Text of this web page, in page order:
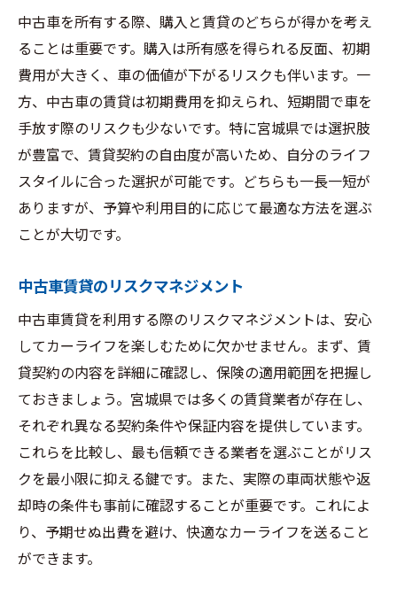
賃貸を最大限に活用する方法
長期間の利用を考慮したプラン選び
中古車を所有する際、購入と賃貸のどちらが得かを考え
ることは重要です。購入は所有感を得られる反面、初期
費用が大きく、車の価値が下がるリスクも伴います。一
方、中古車の賃貸は初期費用を抑えられ、短期間で車を
手放す際のリスクも少ないです。特に宮城県では選択肢
が豊富で、賃貸契約の自由度が高いため、自分のライフ
スタイルに合った選択が可能です。どちらも一長一短が
ありますが、予算や利用目的に応じて最適な方法を選ぶ
ことが大切です。
中古車賃貸のリスクマネジメント
中古車賃貸を利用する際のリスクマネジメントは、安心
してカーライフを楽しむために欠かせません。まず、賃
貸契約の内容を詳細に確認し、保険の適用範囲を把握し
ておきましょう。宮城県では多くの賃貸業者が存在し、
それぞれ異なる契約条件や保証内容を提供しています。
これらを比較し、最も信頼できる業者を選ぶことがリス
クを最小限に抑える鍵です。また、実際の車両状態や返
却時の条件も事前に確認することが重要です。これによ
り、予期せぬ出費を避け、快適なカーライフを送ること
ができます。